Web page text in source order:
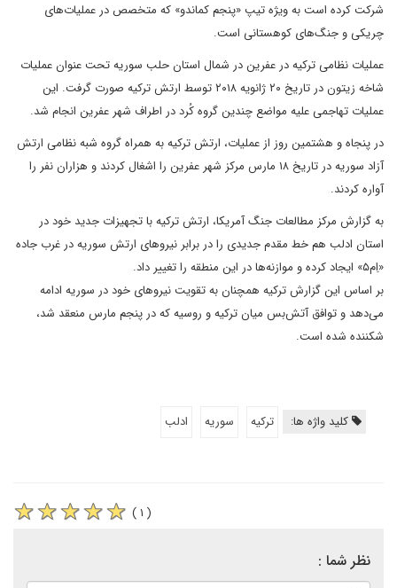
شرکت کرده است به ویژه تیپ «پنجم کماندو» که متخصص در عملیات‌های
چریکی و جنگ‌های کوهستانی است.
عملیات نظامی ترکیه در عفرین در شمال استان حلب سوریه تحت عنوان عملیات
شاخه زیتون در تاریخ ۲۰ ژانویه ۲۰۱۸ توسط ارتش ترکیه صورت گرفت. این
عملیات تهاجمی علیه مواضع چندین گروه کُرد در اطراف شهر عفرین انجام شد.
در پنجاه و هشتمین روز از عملیات، ارتش ترکیه به همراه گروه شبه نظامی ارتش
آزاد سوریه در تاریخ ۱۸ مارس مرکز شهر عفرین را اشغال کردند و هزاران نفر را
آواره کردند.
به گزارش مرکز مطالعات جنگ آمریکا، ارتش ترکیه با تجهیزات جدید خود در
استان ادلب هم خط مقدم جدیدی را در برابر نیروهای ارتش سوریه در غرب جاده
«اِم۵» ایجاد کرده و موازنه‌ها در این منطقه را تغییر داد.
بر اساس این گزارش ترکیه همچنان به تقویت نیروهای خود در سوریه ادامه
می‌دهد و توافق آتش‌بس میان ترکیه و روسیه که در پنجم مارس منعقد شد،
شکننده شده است.
کلید واژه ها: ترکیه سوریه ادلب
( ۱ )
نظر شما :